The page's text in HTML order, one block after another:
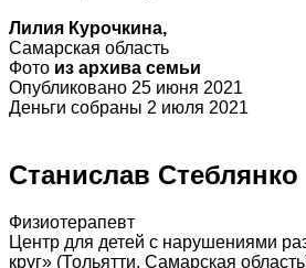
Лилия Курочкина,
Самарская область
Фото из архива семьи
Опубликовано 25 июня 2021
Деньги собраны 2 июля 2021
Станислав Стеблянко
Физиотерапевт
Центр для детей с нарушениями
круг» (Тольятти, Самарская